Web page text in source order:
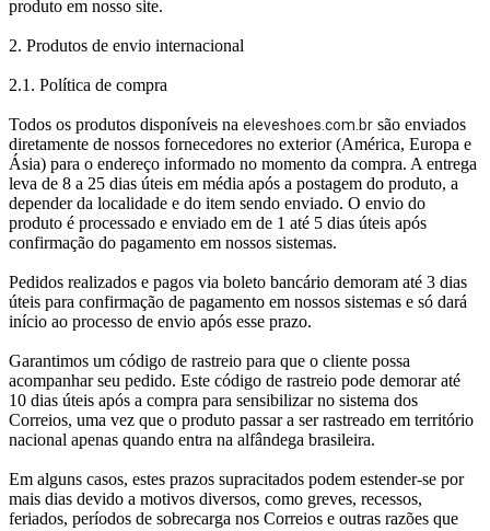
produto em nosso site.
2. Produtos de envio internacional
2.1. Política de compra
Todos os produtos disponíveis na eleveshoes.com.br são enviados
diretamente de nossos fornecedores no exterior (América, Europa e
Ásia) para o endereço informado no momento da compra. A entrega
leva de 8 a 25 dias úteis em média após a postagem do produto, a
depender da localidade e do item sendo enviado. O envio do
produto é processado e enviado em de 1 até 5 dias úteis após
confirmação do pagamento em nossos sistemas.
Pedidos realizados e pagos via boleto bancário demoram até 3 dias
úteis para confirmação de pagamento em nossos sistemas e só dará
início ao processo de envio após esse prazo.
Garantimos um código de rastreio para que o cliente possa
acompanhar seu pedido. Este código de rastreio pode demorar até
10 dias úteis após a compra para sensibilizar no sistema dos
Correios, uma vez que o produto passar a ser rastreado em território
nacional apenas quando entra na alfândega brasileira.
Em alguns casos, estes prazos supracitados podem estender-se por
mais dias devido a motivos diversos, como greves, recessos,
feriados, períodos de sobrecarga nos Correios e outras razões que